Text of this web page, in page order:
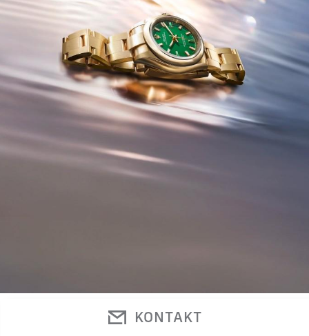
KONTAKT